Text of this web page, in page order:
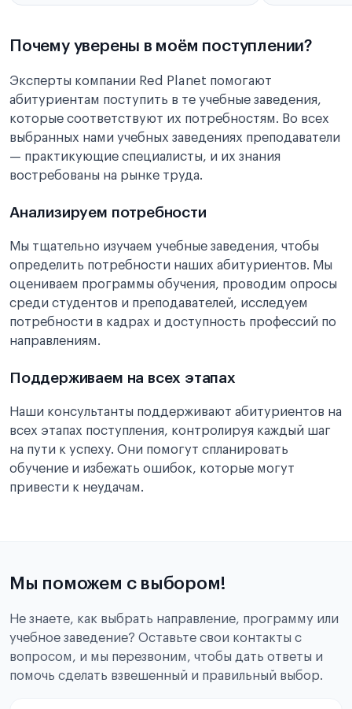
Почему уверены в моём поступлении?
Эксперты компании Red Planet помогают
абитуриентам поступить в те учебные заведения,
которые соответствуют их потребностям. Во всех
выбранных нами учебных заведениях преподаватели
— практикующие специалисты, и их знания
востребованы на рынке труда.
Анализируем потребности
Мы тщательно изучаем учебные заведения, чтобы
определить потребности наших абитуриентов. Мы
оцениваем программы обучения, проводим опросы
среди студентов и преподавателей, исследуем
потребности в кадрах и доступность профессий по
направлениям.
Поддерживаем на всех этапах
Наши консультанты поддерживают абитуриентов на
всех этапах поступления, контролируя каждый шаг
на пути к успеху. Они помогут спланировать
обучение и избежать ошибок, которые могут
привести к неудачам.
Мы поможем с выбором!
Не знаете, как выбрать направление, программу или
учебное заведение? Оставьте свои контакты с
вопросом, и мы перезвоним, чтобы дать ответы и
помочь сделать взвешенный и правильный выбор.